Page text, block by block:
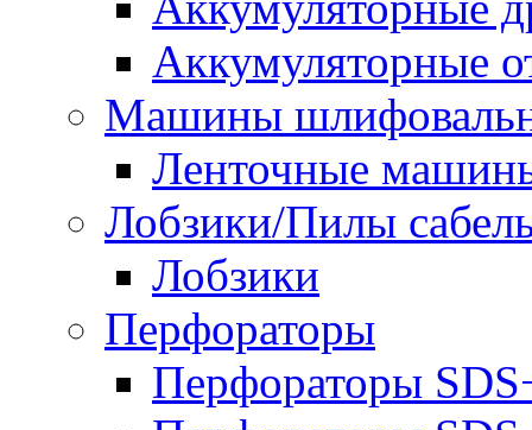
Аккумуляторные
Машины
Ленточные
Лобзики/Пилы
Лобзики
Перфораторы
Перфораторы